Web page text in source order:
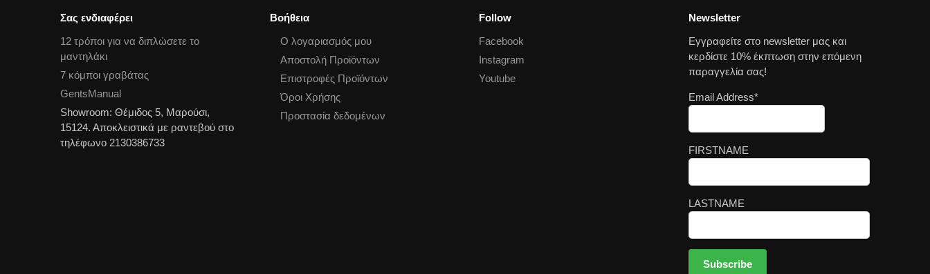
Σας ενδιαφέρει
12 τρόποι για να διπλώσετε το
μαντηλάκι
7 κόμποι γραβάτας
GentsManual
Showroom: Θέμιδος 5, Μαρούσι,
15124. Αποκλειστικά με ραντεβού στο
τηλέφωνο 2130386733
Βοήθεια
Ο λογαριασμός μου
Αποστολή Προϊόντων
Επιστροφές Προϊόντων
Όροι Χρήσης
Προστασία δεδομένων
Follow
Facebook
Instagram
Youtube
Newsletter
Εγγραφείτε στο newsletter μας και
κερδίστε 10% έκπτωση στην επόμενη
παραγγελία σας!
Email Address*
FIRSTNAME
LASTNAME